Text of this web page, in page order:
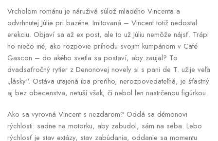
Vrcholom románu je náruživá súlož mladého Vincenta a
odvrhnutej Júlie pri bazéne. Imitovaná – Vincent totiž nedostal
erekciu. Objaví sa až ex post, ale to už Júliu nemôže nájsť. Trápi
ho niečo iné, ako rozpovie príhodu svojim kumpánom v Café
Gascon – do akého svetla sa postaví, aby zaujal? To
dvadsaťročný rytier z Denonovej novely si s pani de T. užije veľa
„lásky“. Ostáva utajená iba preňho, nerozpovedateľná, je šťastný
aj bez obecenstva, netuší však, či nebol len nastrčenou figúrkou.
Ako sa vyrovná Vincent s nezdarom? Oddá sa démonovi
rýchlosti: sadne na motorku, aby zabudol, sám na seba. Lebo
rýchlosť je stav extázy, stav zabúdania, oddanie sa momentu